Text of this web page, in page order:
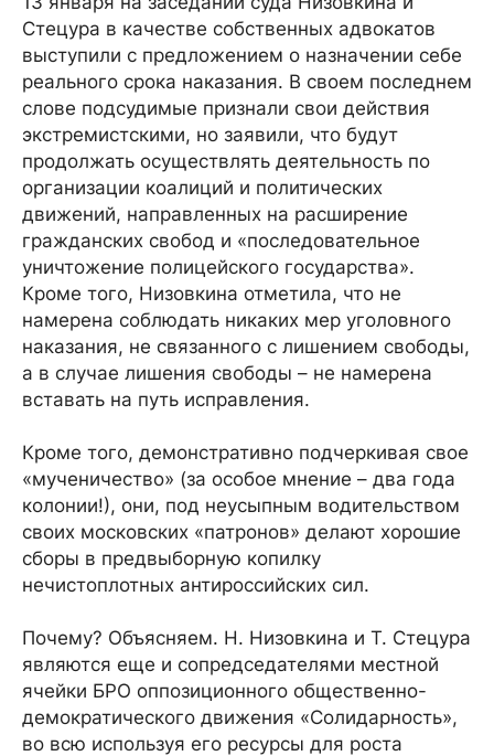
Стецура в качестве собственных адвокатов
выступили с предложением о назначении себе
реального срока наказания. В своем последнем
слове подсудимые признали свои действия
экстремистскими, но заявили, что будут
продолжать осуществлять деятельность по
организации коалиций и политических
движений, направленных на расширение
гражданских свобод и «последовательное
уничтожение полицейского государства».
Кроме того, Низовкина отметила, что не
намерена соблюдать никаких мер уголовного
наказания, не связанного с лишением свободы,
а в случае лишения свободы – не намерена
вставать на путь исправления.
Кроме того, демонстративно подчеркивая свое
«мученичество» (за особое мнение – два года
колонии!), они, под неусыпным водительством
своих московских «патронов» делают хорошие
сборы в предвыборную копилку
нечистоплотных антироссийских сил.
Почему? Объясняем. Н. Низовкина и Т. Стецура
являются еще и сопредседателями местной
ячейки БРО оппозиционного общественно-
демократического движения «Солидарность»,
во всю используя его ресурсы для роста